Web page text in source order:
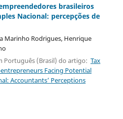
brasileiros
Nacional: percepções de
Marinho Rodrigues, Henrique
Português (Brasil) do artigo: Tax
Facing Potential
Accountants’ Perceptions